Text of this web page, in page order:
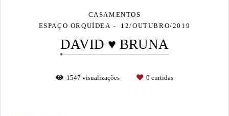
CASAMENTOS
ESPAÇO ORQUÍDEA
12/OUTUBRO/2019
DAVID ♥ BRUNA
1547 visualizações 0 curtidas